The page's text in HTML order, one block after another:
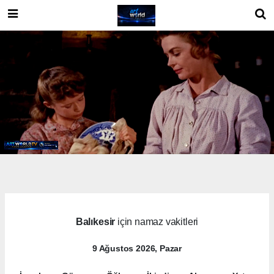
Balıkesir için namaz vakitleri
9 Ağustos 2026, Pazar